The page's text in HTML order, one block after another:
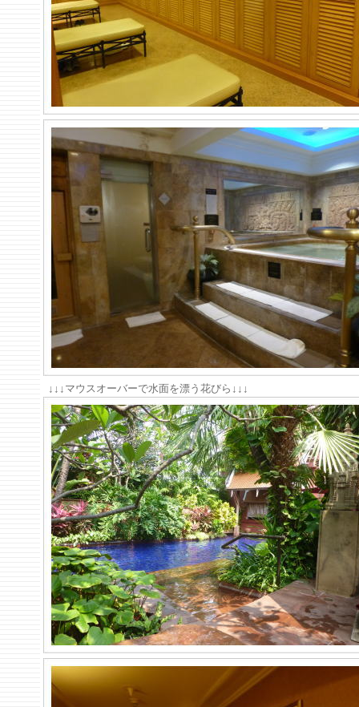
↓↓↓マウスオーバーで水面を漂う花びら↓↓↓